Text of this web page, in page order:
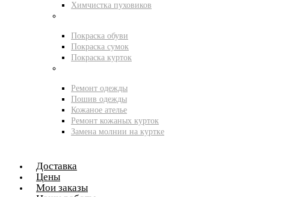
Химчистка пуховиков
Покраска обуви
Покраска сумок
Покраска курток
Ремонт одежды
Пошив одежды
Кожаное ателье
Ремонт кожаных курток
Замена молнии на куртке
Доставка
Цены
Мои заказы